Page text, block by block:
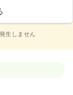
生しません